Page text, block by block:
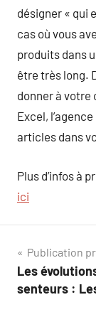
désigner « qui
cas où vous
produits dans
être très long.
donner à votre
Excel,
articles dans
Plus d’infos à
ici
de
Publication
Les
senteurs :